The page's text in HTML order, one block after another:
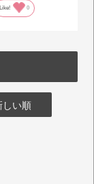
Like! 0
しい順